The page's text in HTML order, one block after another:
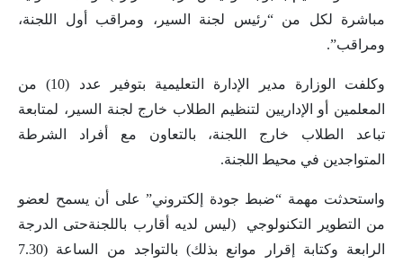
مباشرة لكل من “رئيس لجنة السير، ومراقب أول اللجنة،
ومراقب”.
وكلفت الوزارة مدير الإدارة التعليمية بتوفير عدد (10) من
المعلمين أو الإداريين لتنظيم الطلاب خارج لجنة السير، لمتابعة
تباعد الطلاب خارج اللجنة، بالتعاون مع أفراد الشرطة
المتواجدين في محيط اللجنة.
واستحدثت مهمة “ضبط جودة إلكتروني” على أن يسمح لعضو
من التطوير التكنولوجي (ليس لديه أقارب باللجنةحتى الدرجة
الرابعة وكتابة إقرار موانع بذلك) بالتواجد من الساعة (7.30